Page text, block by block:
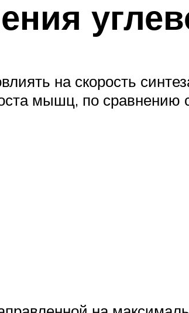
на скорость
мышц, по сравнению